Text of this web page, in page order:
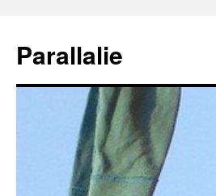
springen
Parallalie